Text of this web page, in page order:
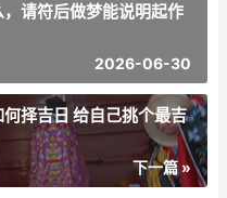
请符后做梦能说明起作
2026-06-30
择吉日 给自己挑个最吉
下一篇 »